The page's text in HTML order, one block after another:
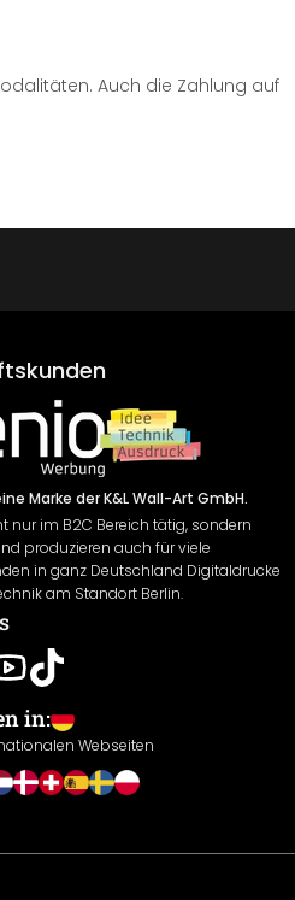
Auch die Zahlung auf
Marke der K&L Wall-Art GmbH.
nur im B2C Bereich tätig, sondern
produzieren auch für viele
in ganz Deutschland Digitaldrucke
am Standort Berlin.
in:
Webseiten